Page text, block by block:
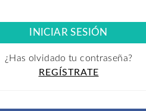
¿Has olvidado tu contraseña?
REGÍSTRATE